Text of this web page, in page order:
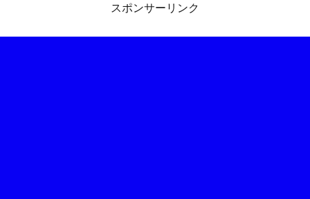
スポンサーリンク